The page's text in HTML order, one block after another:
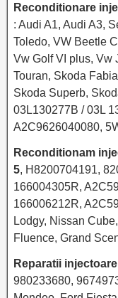
Reconditionare
: Audi A1, Audi A3,
Toledo, VW Beetle
Vw Golf VI plus, Vw
Touran, Skoda
Skoda Superb,
03L130277B / 03L
A2C9626040080,
Reconditionam
5, H8200704191,
166004305R,
166006212R,
Lodgy, Nissan
Fluence, Grand
Reparatii
980233680,